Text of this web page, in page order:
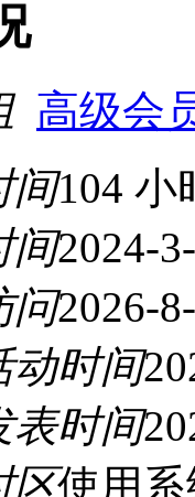
高级会
间104 小
间2024-
问2026-
动时间
表时间
区使用系